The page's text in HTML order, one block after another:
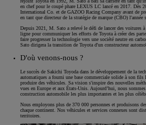
en chef pour le coupé phare LEXUS LC lancé en 2017. Dès
International Co. et de GAZOO Racing Company avant de
en tant que directeur de la stratégie de marque (CBO) l'année
Depuis 2021, M. Sato a relevé le défi de lancer des voitures
ligne pour communiquer les efforts de Toyota à créer des
faire progresser la technologie vers une société neutre en
Sato dirigera la transition de Toyota d'un constructeur
D'où venons-nous ?
Le succès de Sakichi Toyoda dans le développement de la
automatiques a fourni une base commerciale solide à son
produire des véhicules. Sa vision s'inspire des nouvelles
vues en Europe et aux États-Unis. Aujourd’hui, nous
construction automobile les plus importantes et les plus
Nous employons plus de 370 000 personnes et produisons
chaque continent. Nos véhicules et services connexes sont
territoires.